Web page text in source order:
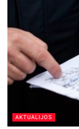
AKTUALIJOS